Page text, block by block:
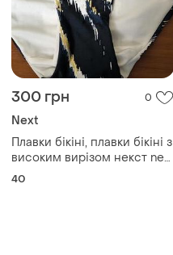
300 грн 0
Next
Плавки бікіні, плавки бікіні з
високим вирізом некст next
12 розмір
40